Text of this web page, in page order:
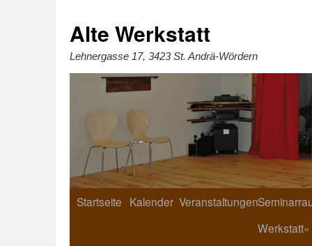
Alte Werkstatt
Lehnergasse 17, 3423 St. Andrä-Wördern
Startseite Kalender Veranstaltungen
Werkstatt«